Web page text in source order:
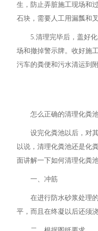
生，防止弄脏施工现场和
石块，需要人工用漏瓢和
5.清理完毕后，盖好
场和撤掉警示牌。收好施
污车的粪便和污水清运到
怎么正确的清理化粪
设完化粪池以后，对
以说，清理化粪池还是化
面讲解一下如何清理化粪池
一、冲筋
在进行防水砂浆处理
平，而且在终凝以后还须